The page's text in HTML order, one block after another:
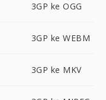
3GP ke OGG
3GP ke WEBM
3GP ke MKV